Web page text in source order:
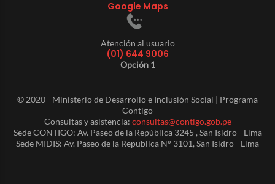
Google Maps
Atención al usuario
(01) 644 9006
Opción 1
© 2020 - Ministerio de Desarrollo e Inclusión Social | Programa
Contigo
Consultas y asistencia: consultas@contigo.gob.pe
Sede CONTIGO: Av. Paseo de la República 3245 , San Isidro - Lima
Sede MIDIS: Av. Paseo de la Republica N° 3101, San Isidro - Lima